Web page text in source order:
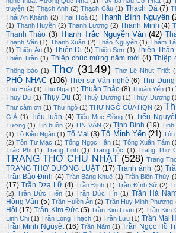
truyện (2) Thạch Anh (2) Thạch Cầu (1) Thạch Đà (7)
Thái An Khánh (2) Thái Hoà (1) Thanh Bình Nguyên
(1) Thanh Huyền (2) Thanh Lương (2) Thanh Minh (4)
Thanh Thảo (3) Thanh Trắc Nguyễn Văn (42)
Thạnh Văn (1) Thanh Xuân (2) Thảo Nguyễn (1) Thâm
(1) Thiên Ân (1) Thiên Di (5) Thiên Sơn (1) Thiên Thần
Thiên Trần (1) Thiệp chúc mừng năm mới (4) Thiệp
Thông báo (1) Thơ (3149) Thơ Lê Nhựt Triết
PHỔ NHẠC (106) Thời sự Văn nghệ (6) Thu Dung
Thu Hoài (1) Thu Nga (1) Thuận Thảo (8) Thuận Yến (1)
Thuỵ Du (1) Thụy Du (3) Thuỳ Dương (1) Thùy Dương
Thư cảm ơn (1) Thư ngỏ (1) THƯ NGỎ CỦA HQN (2)
GIẢ (1) Tiểu luận (4) Tiểu Mục Đồng (1) Tiểu Nguyệt
Tương (1) Tin buồn (2) TIN VĂN (2) Tịnh Bình (19) Tịnh
(1) Tô Kiều Ngân (1) Tố Mai (3) Tô Minh Yến (21)
(2) Tôn Tư Mạc (1) Tống Ngọc Hân (1) Tống Xuân Tám
Trác Phi (1) Trang Linh (1) Trang Lộc (1) Trang Thơ
TRANG THƠ CHỦ NHẬT (528) Trang
TRANG THƠ ĐƯỜNG LUẬT (17) Tranh ảnh (3)
Trần Bảo Định (4) Trần Băng Khuê (1) Trần Biên Thùy
(17) Trần Dzạ Lữ (4) Trần Định (1) Trần Đình Sử (2)
(2) Trần Đức Hiển (1) Trần Đức Tín (1) Trần Hà
Hồng Vân (5) Trần Huiền Ân (2) Trần Huy Minh Phương
Hội (17) Trần Kim Đức (5) Trần Kim Loan (2) Trần Kim
Linh Chi (1) Trần Long Thạch (1) Trần Lưu (1) Trần Mai
Trần Minh Nguyệt (16) Trần Năm (1) Trần Ngọc Hồ